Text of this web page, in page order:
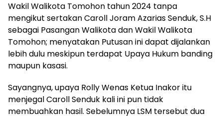
Wakil Walikota Tomohon tahun 2024 tanpa
mengikut sertakan Caroll Joram Azarias Senduk, S.H
sebagai Pasangan Walikota dan Wakil Walikota
Tomohon; menyatakan Putusan ini dapat dijalankan
lebih dulu meskipun terdapat Upaya Hukum banding
maupun kasasi.
Sayangnya, upaya Rolly Wenas Ketua Inakor itu
menjegal Caroll Senduk kali ini pun tidak
membuahkan hasil. Sebelumnya LSM tersebut dua